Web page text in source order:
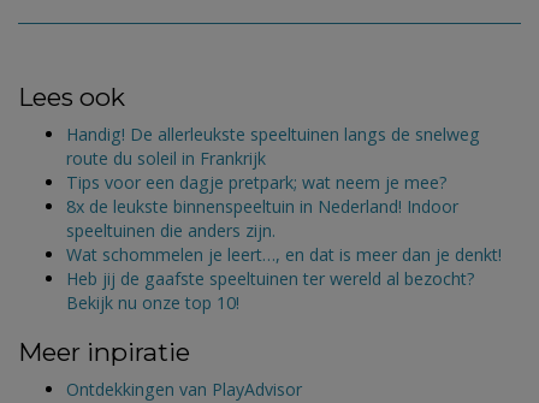
Lees ook
Handig! De allerleukste speeltuinen langs de snelweg
route du soleil in Frankrijk
Tips voor een dagje pretpark; wat neem je mee?
8x de leukste binnenspeeltuin in Nederland! Indoor
speeltuinen die anders zijn.
Wat schommelen je leert…, en dat is meer dan je denkt!
Heb jij de gaafste speeltuinen ter wereld al bezocht?
Bekijk nu onze top 10!
Meer inpiratie
Ontdekkingen van PlayAdvisor